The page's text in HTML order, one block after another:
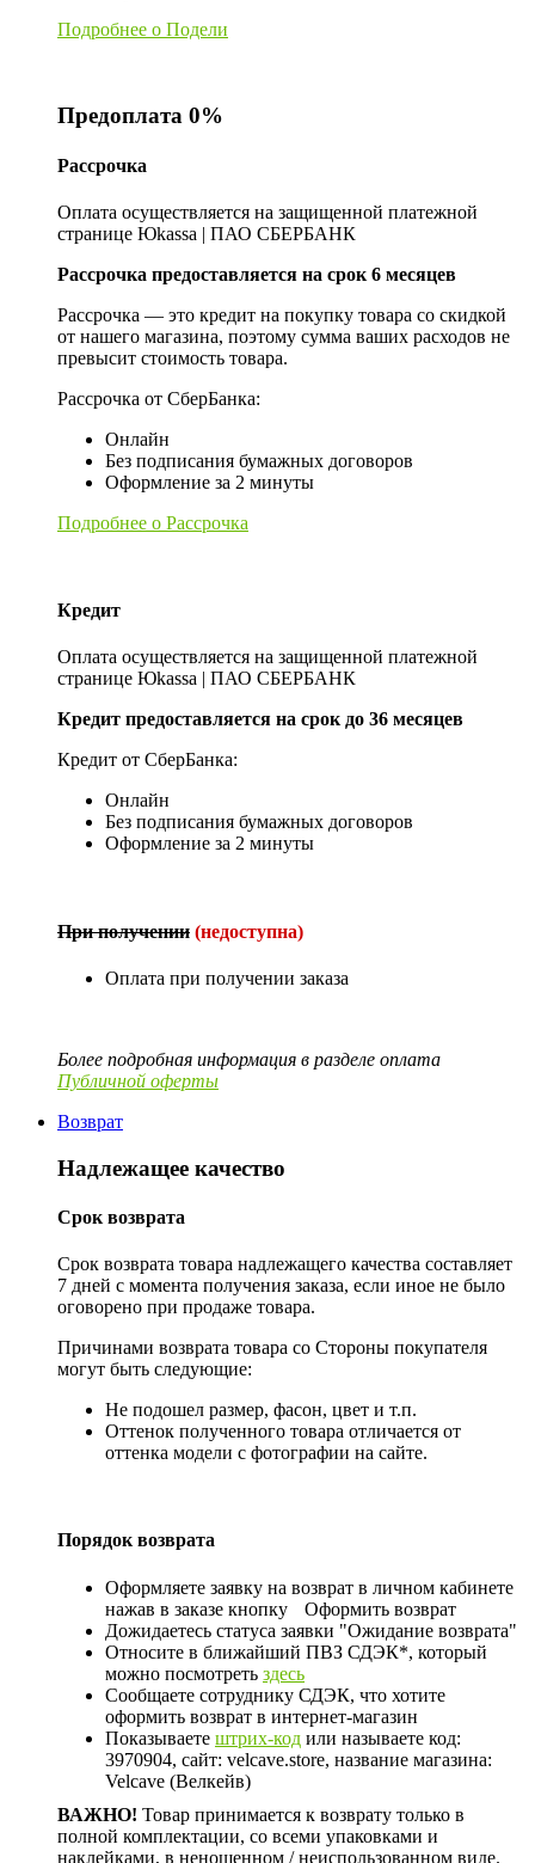
Подробнее о Подели
Предоплата 0%
Рассрочка
Оплата осуществляется на защищенной платежной
странице Юkassa | ПАО СБЕРБАНК
Рассрочка предоставляется на срок 6 месяцев
Рассрочка — это кредит на покупку товара со скидкой
от нашего магазина, поэтому сумма ваших расходов не
превысит стоимость товара.
Рассрочка от СберБанка:
Онлайн
Без подписания бумажных договоров
Оформление за 2 минуты
Подробнее о Рассрочка
Кредит
Оплата осуществляется на защищенной платежной
странице Юkassa | ПАО СБЕРБАНК
Кредит предоставляется на срок до 36 месяцев
Кредит от СберБанка:
Онлайн
Без подписания бумажных договоров
Оформление за 2 минуты
При получении (недоступна)
Оплата при получении заказа
Более подробная информация в разделе оплата
Публичной оферты
Возврат
Надлежащее качество
Срок возврата
Срок возврата товара надлежащего качества составляет
7 дней с момента получения заказа, если иное не было
оговорено при продаже товара.
Причинами возврата товара со Стороны покупателя
могут быть следующие:
Не подошел размер, фасон, цвет и т.п.
Оттенок полученного товара отличается от
оттенка модели с фотографии на сайте.
Порядок возврата
Оформляете заявку на возврат в личном кабинете
нажав в заказе кнопку
Оформить возврат
Дожидаетесь статуса заявки "Ожидание возврата"
Относите в ближайший ПВЗ СДЭК*, который
можно посмотреть здесь
Сообщаете сотруднику СДЭК, что хотите
оформить возврат в интернет-магазин
Показываете штрих-код или называете код:
3970904, сайт: velcave.store, название магазина:
Velcave (Велкейв)
ВАЖНО! Товар принимается к возврату только в
полной комплектации, со всеми упаковками и
наклейками, в неношенном / неиспользованном виде.